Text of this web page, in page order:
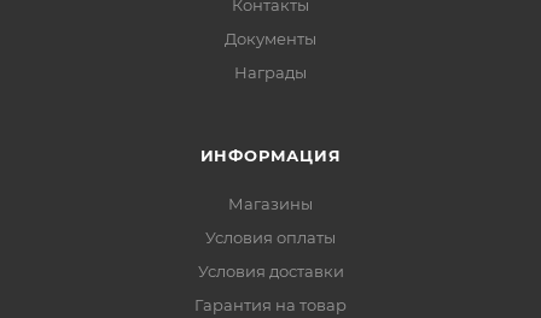
Контакты
Документы
Награды
ИНФОРМАЦИЯ
Магазины
Условия оплаты
Условия доставки
Гарантия на товар